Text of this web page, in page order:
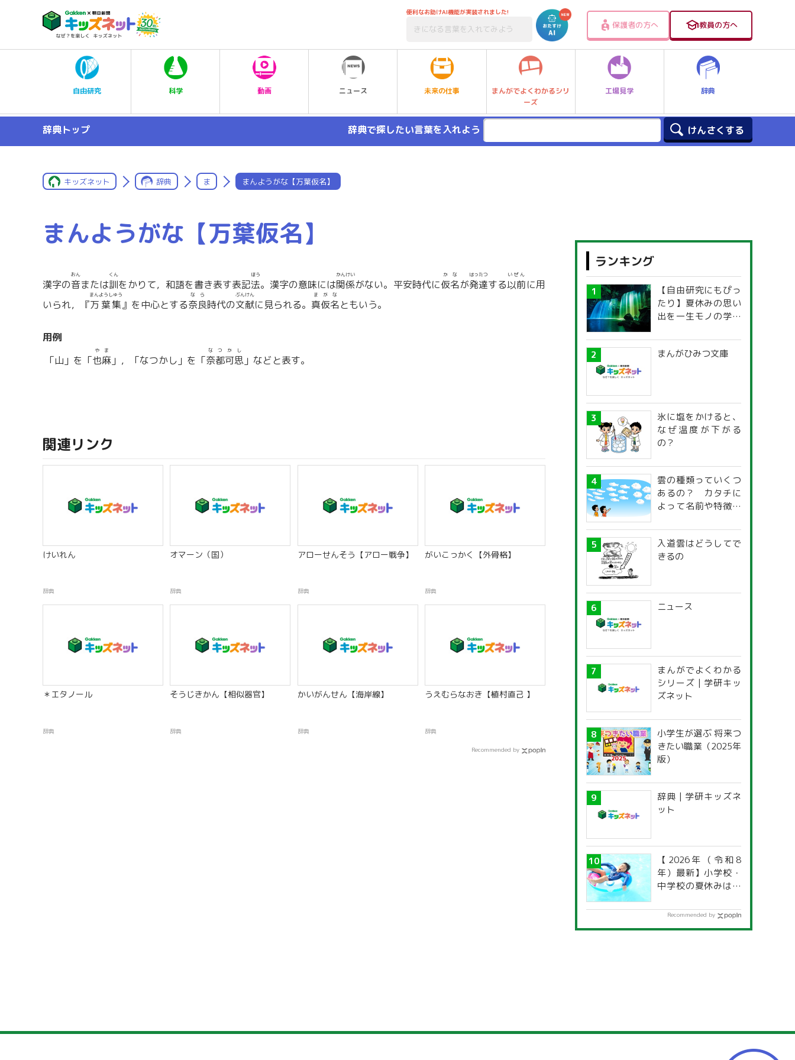
便利なお助けAI機能が実装されました!
保護者の方へ 教員の方へ
自由研究 科学 動画 ニュース 未来の仕事
まんがでよくわかるシリ
ーズ
工場見学 辞典
辞典トップ 辞典で探したい言葉を入れよう
キッズネット 辞典 ま まんようがな【万葉仮名】
まんようがな【万葉仮名】
漢字の音
おん
または訓
くん
をかりて，和語を書き表す表記法
ほう
。漢字の意味には関係
かんけい
がない。平安時代に仮名
かな
が発達
はったつ
する以前
いぜん
に用
いられ，『万葉集
まんようしゅう
』を中心とする奈良
なら
時代の文献
ぶんけん
に見られる。 真仮名
まがな
ともいう。
用例
「山」を「也麻
やま
」，「なつかし」を「奈都可思
なつかし
」などと表す。
関連リンク
けいれん
辞典
オマーン（国）
辞典
アローせんそう【アロー戦争】
辞典
がいこっかく【外骨格】
辞典
＊エタノール
辞典
そうじきかん【相似器官】
辞典
かいがんせん【海岸線】
辞典
うえむらなおき【植村直己 】
辞典
Recommended by
ランキング
【自由研究にもぴっ
たり】夏休みの思い
出を一生モノの学び
探究ガイド
まんがひみつ文庫
氷に塩をかけると、
なぜ温度が下がる
の？
雲の種類っていくつ
あるの？ カタチに
よって名前や特徴が
入道雲はどうしてで
きるの
ニュース
まんがでよくわかる
シリーズ | 学研キッ
ズネット
小学生が選ぶ 将来つ
きたい職業（2025年
版）
辞典 | 学研キッズネ
ット
【2026年（令和8
年）最新】小学校・
中学校の夏休みはい
道府県別「夏季休暇
Recommended by